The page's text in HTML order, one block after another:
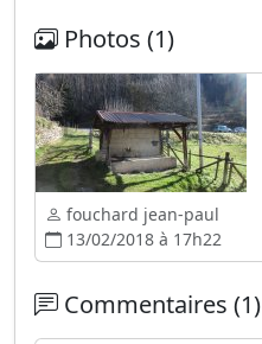
Photos (1)
fouchard jean-paul
13/02/2018 à 17h22
Commentaires (1)